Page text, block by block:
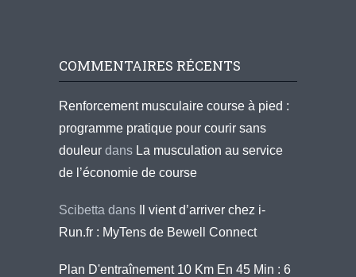
COMMENTAIRES RÉCENTS
Renforcement musculaire course à pied :
programme pratique pour courir sans
douleur dans La musculation au service
de l’économie de course
Scibetta dans
Il vient d’arriver chez i-
Run.fr : MyTens de Bewell Connect
Plan D'entraînement 10 Km En 45 Min : 6